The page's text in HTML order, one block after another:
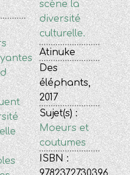
scène la
diversité
culturelle.
Atinuke
Des
éléphants,
2017
Sujet(s) :
Moeurs et
coutumes
ISBN :